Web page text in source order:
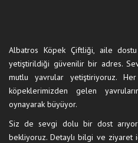
Albatros Köpek Çiftliği, aile
yetiştirildiği güvenilir bir adres.
mutlu yavrular yetiştiriyoruz.
köpeklerimizden gelen
oynayarak büyüyor.
Siz de sevgi dolu bir dost
bekliyoruz. Detaylı bilgi ve ziyaret